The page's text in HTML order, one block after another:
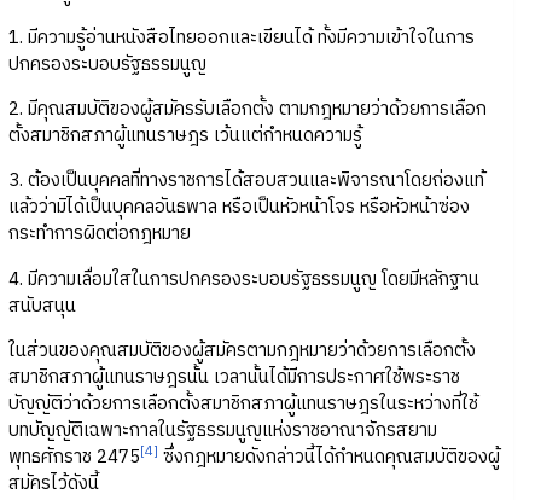
1. มีความรู้อ่านหนังสือไทยออกและเขียนได้ ทั้งมีความเข้าใจในการ
ปกครองระบอบรัฐธรรมนูญ
2. มีคุณสมบัติของผู้สมัครรับเลือกตั้ง ตามกฎหมายว่าด้วยการเลือก
ตั้งสมาชิกสภาผู้แทนราษฎร เว้นแต่กำหนดความรู้
3. ต้องเป็นบุคคลที่ทางราชการได้สอบสวนและพิจารณาโดยถ่องแท้
แล้วว่ามิได้เป็นบุคคลอันธพาล หรือเป็นหัวหน้าโจร หรือหัวหน้าซ่อง
กระทำการผิดต่อกฎหมาย
4. มีความเลื่อมใสในการปกครองระบอบรัฐธรรมนูญ โดยมีหลักฐาน
สนับสนุน
ในส่วนของคุณสมบัติของผู้สมัครตามกฎหมายว่าด้วยการเลือกตั้ง
สมาชิกสภาผู้แทนราษฎรนั้น เวลานั้นได้มีการประกาศใช้พระราช
บัญญัติว่าด้วยการเลือกตั้งสมาชิกสภาผู้แทนราษฎรในระหว่างที่ใช้
บทบัญญัติเฉพาะกาลในรัฐธรรมนูญแห่งราชอาณาจักรสยาม
พุทธศักราช 2475[4] ซึ่งกฎหมายดังกล่าวนี้ได้กำหนดคุณสมบัติของผู้
สมัครไว้ดังนี้